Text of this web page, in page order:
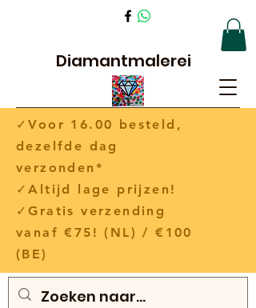
Diamantmalerei
✓Voor 16.00 besteld,
dezelfde dag
verzonden*
✓Altijd lage prijzen!
✓Gratis verzending
vanaf €75! (NL) / €100
(BE)